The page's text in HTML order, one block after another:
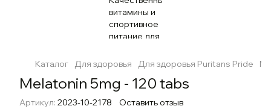
Каталог Для здоровья Для здоровья Puritans Pride
Melatonin 5mg - 120 tabs
Артикул: 2023-10-2178 Оставить отзыв